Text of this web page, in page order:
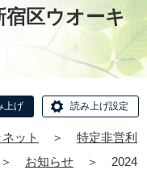
区ウオーキ
上げ 読み上げ設定
ット ＞
特定非営利
＞ お知らせ ＞
2024